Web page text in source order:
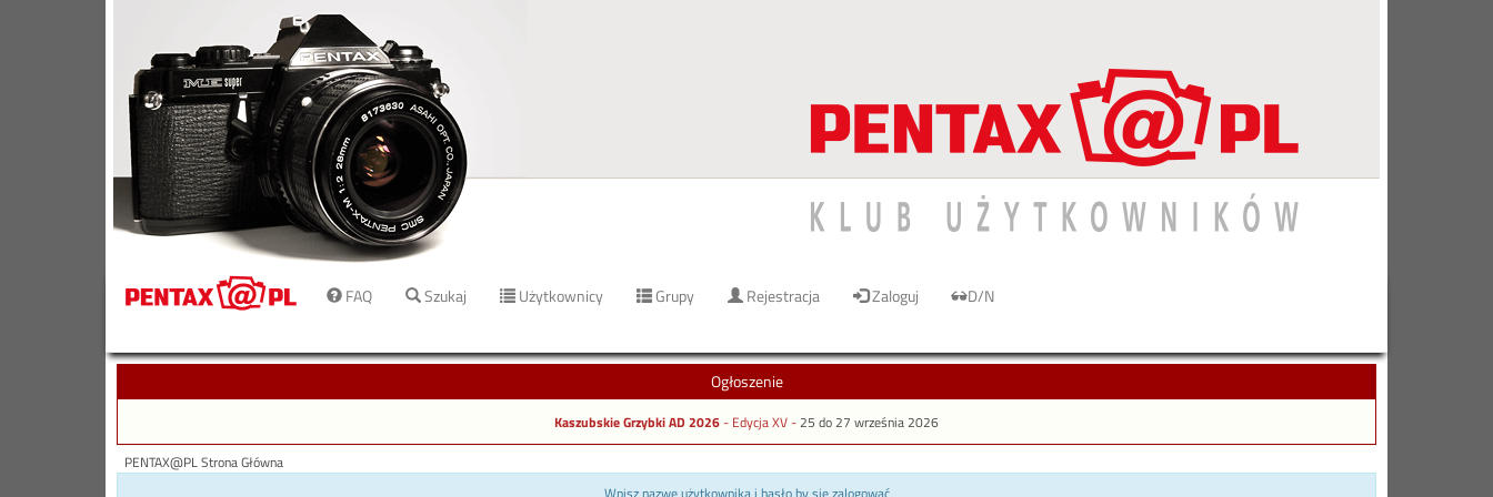
FAQ Szukaj Użytkownicy Grupy Rejestracja Zaloguj D/N
Ogłoszenie
Kaszubskie Grzybki AD 2026- Edycja XV -25 do 27 września 2026
PENTAX@PL Strona Główna